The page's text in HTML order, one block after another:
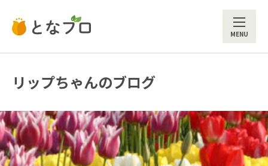
リップちゃんのブログ